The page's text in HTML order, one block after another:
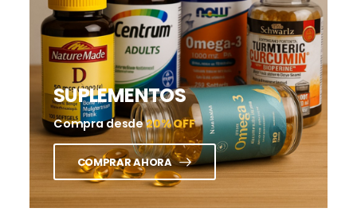
SUPLEMENTOS
Compra desde20% OFF
COMPRAR AHORA